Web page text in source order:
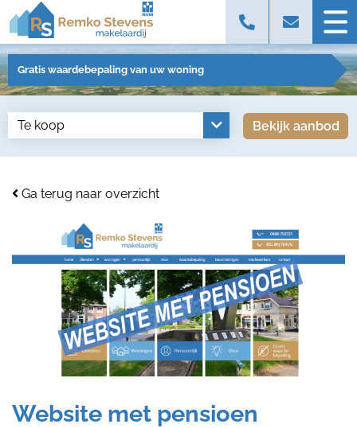
Gratis waardebepaling van uw woning
Bekijk aanbod
Ga terug naar overzicht
Website met pensioen